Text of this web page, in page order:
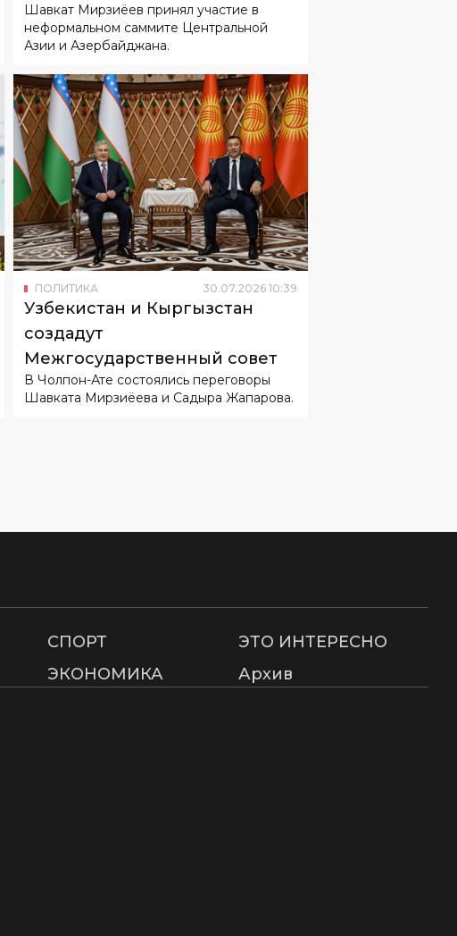
сотрудничества
Шавкат Мирзиёев принял участие в
неформальном саммите Центральной
Азии и Азербайджана.
ПОЛИТИКА 30.07.2026 10:39
Узбекистан и Кыргызстан
создадут
Межгосударственный совет
В Чолпон-Ате состоялись переговоры
Шавката Мирзиёева и Садыра Жапарова.
СПОРТ
ЭТО ИНТЕРЕСНО
ЭКОНОМИКА Архив